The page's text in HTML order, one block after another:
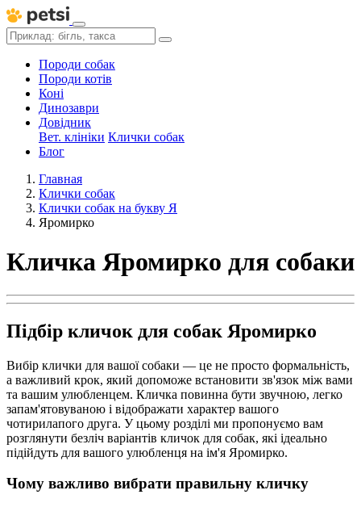
Породи собак
Породи котів
Коні
Динозаври
Довідник
Вет. клініки Клички собак
Блог
Главная
Клички собак
Клички собак на букву Я
Яромирко
Кличка Яромирко для собаки
Підбір кличок для собак Яромирко
Вибір клички для вашої собаки — це не просто формальність,
а важливий крок, який допоможе встановити зв'язок між вами
та вашим улюбленцем. Кличка повинна бути звучною, легко
запам'ятовуваною і відображати характер вашого
чотирилапого друга. У цьому розділі ми пропонуємо вам
розглянути безліч варіантів кличок для собак, які ідеально
підійдуть для вашого улюбленця на ім'я Яромирко.
Чому важливо вибрати правильну кличку